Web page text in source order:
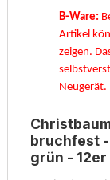
B-Ware:
Artikel
zeigen.
Neugerät.
bruchfest -
grün - 12er